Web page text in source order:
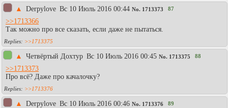
▲ Derpylove Вc 10 Июль 2016 00:44 No. 1713373 87
>>1713366
Так можно про все сказать, если даже не пытаться.
>>1713375
▲ Четвёртый Дохтур Вc 10 Июль 2016 00:45 No. 1713375 88
>>1713373
Про всё? Даже про качалочку?
>>1713376
▲ Derpylove Вc 10 Июль 2016 00:46 No. 1713376 89